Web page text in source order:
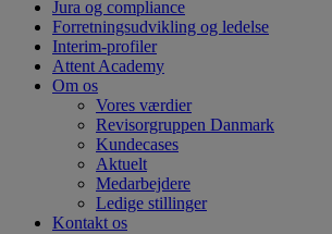
Jura og compliance
Forretningsudvikling og ledelse
Interim-profiler
Attent Academy
Om os
Vores værdier
Revisorgruppen Danmark
Kundecases
Aktuelt
Medarbejdere
Ledige stillinger
Kontakt os